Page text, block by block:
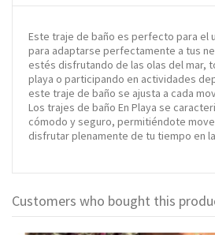
Este traje de baño es perfecto para el
para adaptarse perfectamente a tus
estés disfrutando de las olas del mar,
playa o participando en actividades
este traje de baño se ajusta a cada
Los trajes de baño En Playa se
cómodo y seguro, permitiéndote
disfrutar plenamente de tu tiempo en
Customers who bought this